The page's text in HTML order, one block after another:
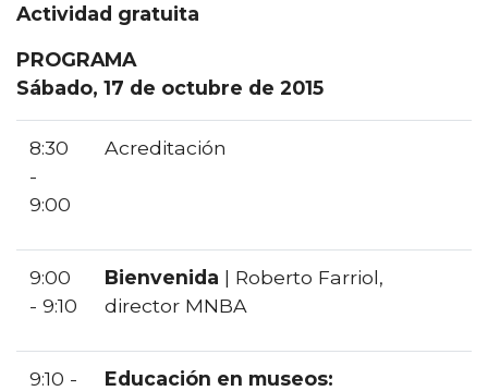
Actividad gratuita
PROGRAMA
Sábado, 17 de octubre de 2015
8:30
-
9:00
Acreditación
9:00
- 9:10
Bienvenida | Roberto Farriol,
director MNBA
9:10 -
Educación en museos: